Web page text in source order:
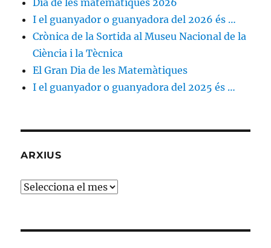
I el guanyador o guanyadora del 2026 és …
Crònica de la Sortida al Museu Nacional de la
Ciència i la Tècnica
El Gran Dia de les Matemàtiques
I el guanyador o guanyadora del 2025 és …
ARXIUS
Arxius